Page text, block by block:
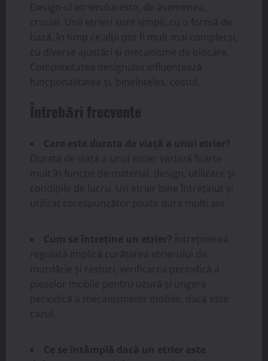
Design-ul etrierului este, de asemenea,
crucial. Unii etrieri sunt simpli, cu o formă de
bază, în timp ce alții pot fi mult mai complecși,
cu diverse ajustări și mecanisme de blocare.
Complexitatea designului influențează
funcționalitatea și, bineînțeles, costul.
Întrebări frecvente
Care este durata de viață a unui etrier?
Durata de viață a unui etrier variază foarte
mult în funcție de material, design, utilizare și
condițiile de lucru. Un etrier bine întreținut și
utilizat corespunzător poate dura mulți ani.
Cum se întreține un etrier? Întreținerea
regulată implică curățarea etrierului de
murdărie și resturi, verificarea periodică a
pieselor mobile pentru uzură și ungere
periodică a mecanismelor mobile, dacă este
cazul.
Ce se întâmplă dacă un etrier este